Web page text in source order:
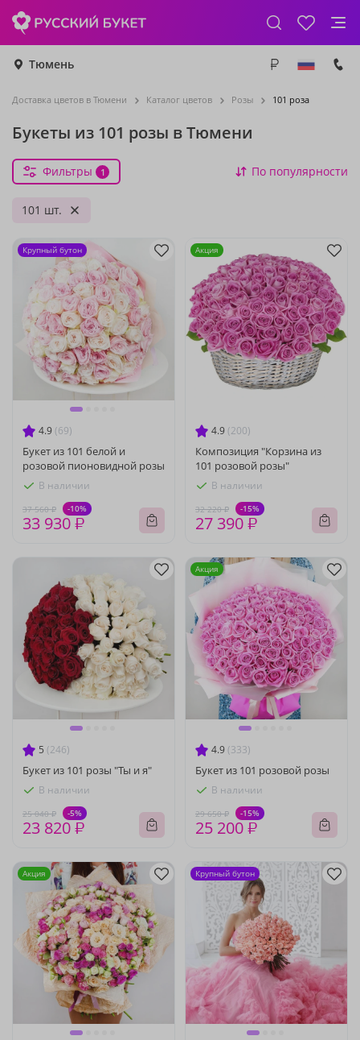
Тюмень
Доставка цветов в Тюмени Каталог цветов Розы 101 роза
Букеты из 101 розы в Тюмени
Фильтры 1 По популярности
101 шт.
4.9 (69)
Букет из 101 белой и
розовой пионовидной розы
В наличии
37 560 ₽ -10%
33 930 ₽
Крупный бутон
4.9 (200)
Композиция "Корзина из
101 розовой розы"
В наличии
32 220 ₽ -15%
27 390 ₽
Акция
5 (246)
Букет из 101 розы "Ты и я"
В наличии
25 040 ₽ -5%
23 820 ₽
4.9 (333)
Букет из 101 розовой розы
В наличии
29 650 ₽ -15%
25 200 ₽
Акция
Акция Крупный бутон